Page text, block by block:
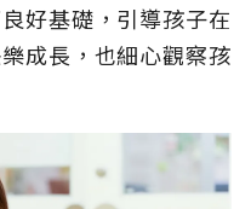
好基礎，引導孩子在
成長，也細心觀察孩